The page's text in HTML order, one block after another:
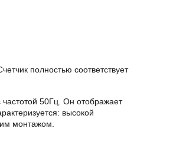
полностью соответствует
50Гц. Он отображает
высокой
монтажом.